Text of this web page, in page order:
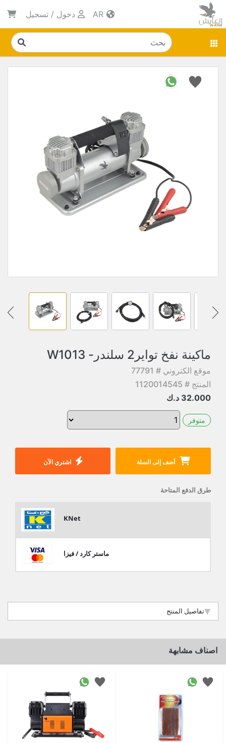
دخول / تسجيل
ماكينة نفخ تواير2 سلندر- W1013
موقع الكتروني # 77791
المنتج # 1120014545
32.000 د.ك
متوفر
أضف إلى السلة اشتري الآن
طرق الدفع المتاحة
KNet
ماستر كارد / فيزا
تفاصيل المنتج
اصناف مشابهة